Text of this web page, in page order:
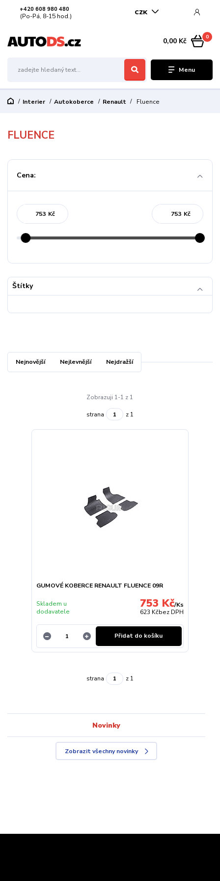
Menu
CZK
+420 608 980 480
(Po-Pá, 8-15 hod.)
0
0,00 Kč
Interier Autokoberce Renault Fluence
FLUENCE
Cena:
Kč Kč
Štítky
Nejnovější Nejlevnější Nejdražší
Zobrazuji 1-1 z 1
strana z 1
GUMOVÉ KOBERCE RENAULT FLUENCE 09R
753 Kč/Ks
623 Kčbez DPH
Skladem u
dodavatele
Přidat do košíku
strana z 1
Novinky
Zobrazit všechny novinky